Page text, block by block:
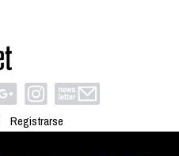
Registrarse